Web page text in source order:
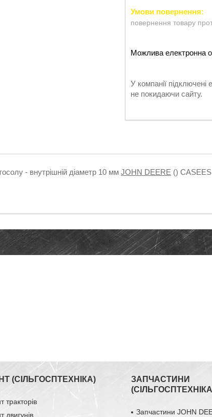
повернення товару
У компанії
не покидаючи сайту.
- внутрішній діаметр 10 мм JOHN DEERE () CASEES
(СІЛЬГОСПТЕХНІКА)
тракторів
двигунів
ЗАПЧАСТИНИ
Запчастини JOHN